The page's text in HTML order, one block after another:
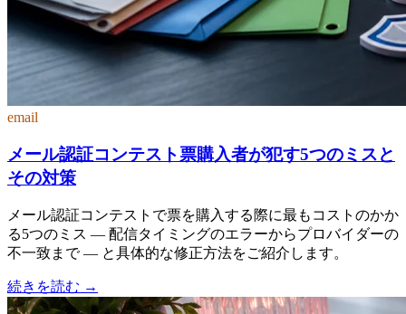
email
メール認証コンテスト票購入者が犯す5つのミスと
その対策
メール認証コンテストで票を購入する際に最もコストのかか
る5つのミス — 配信タイミングのエラーからプロバイダーの
不一致まで — と具体的な修正方法をご紹介します。
続きを読む →